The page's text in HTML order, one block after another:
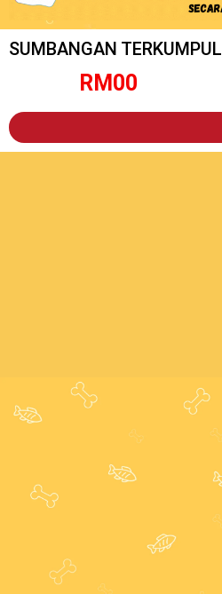
SUMBANGAN TERKUMPUL
RM 00